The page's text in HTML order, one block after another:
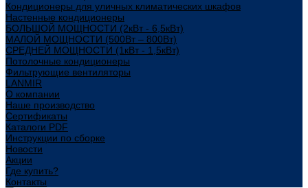
Кондиционеры для уличных климатических шкафов
Настенные кондиционеры
БОЛЬШОЙ МОЩНОСТИ (2кВт - 6,5кВт)
МАЛОЙ МОЩНОСТИ (500Вт – 800Вт)
СРЕДНЕЙ МОЩНОСТИ (1кВт - 1,5кВт)
Потолочные кондиционеры
Фильтрующие вентиляторы
LANMIR
О компании
Наше производство
Сертификаты
Каталоги PDF
Инструкции по сборке
Новости
Акции
Где купить?
Контакты